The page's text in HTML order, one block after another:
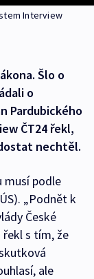
Interview
Šlo o
o
Pardubického
ČT24 řekl,
nechtěl.
musí podle
„Podnět k
České
řekl s tím, že
ale